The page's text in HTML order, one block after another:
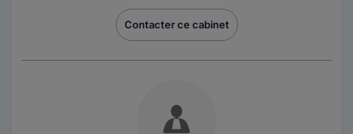
Contacter ce cabinet